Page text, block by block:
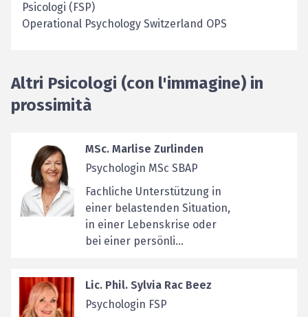
Psicologi (FSP)
Operational Psychology Switzerland OPS
Altri Psicologi (con l'immagine) in
prossimità
MSc. Marlise Zurlinden
Psychologin MSc SBAP
Fachliche Unterstützung in
einer belastenden Situation,
in einer Lebenskrise oder
bei einer persönli...
Lic. Phil. Sylvia Rac Beez
Psychologin FSP